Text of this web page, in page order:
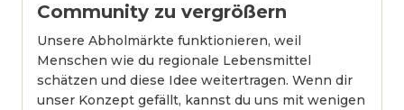
Community zu vergrößern
Unsere Abholmärkte funktionieren, weil
Menschen wie du regionale Lebensmittel
schätzen und diese Idee weitertragen. Wenn dir
unser Konzept gefällt, kannst du uns mit wenigen